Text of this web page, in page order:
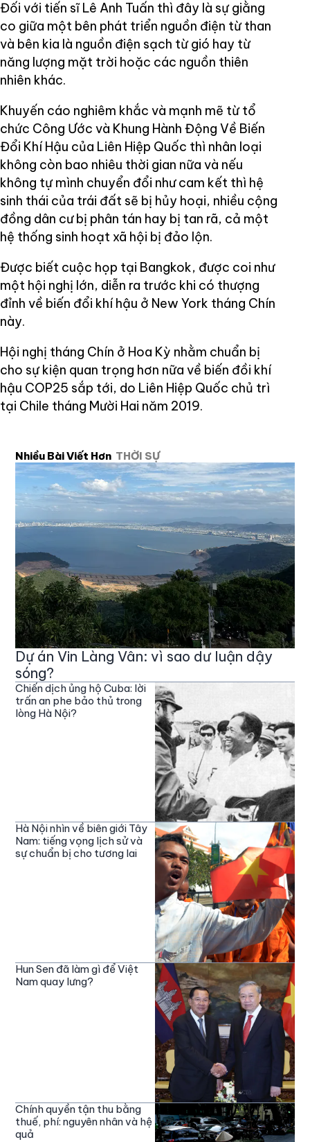
Đối với tiến sĩ Lê Anh Tuấn thì đây là sự giằng
co giữa một bên phát triển nguồn điện từ than
và bên kia là nguồn điện sạch từ gió hay từ
năng lượng mặt trời hoặc các nguồn thiên
nhiên khác.
Khuyến cáo nghiêm khắc và mạnh mẽ từ tổ
chức Công Ước và Khung Hành Động Về Biến
Đổi Khí Hậu của Liên Hiệp Quốc thì nhân loại
không còn bao nhiêu thời gian nữa và nếu
không tự mình chuyển đổi như cam kết thì hệ
sinh thái của trái đất sẽ bị hủy hoại, nhiều cộng
đồng dân cư bị phân tán hay bị tan rã, cả một
hệ thống sinh hoạt xã hội bị đảo lộn.
Được biết cuộc họp tại Bangkok, được coi như
một hội nghị lớn, diễn ra trước khi có thượng
đỉnh về biến đổi khí hậu ở New York tháng Chín
này.
Hội nghị tháng Chín ở Hoa Kỳ nhằm chuẩn bị
cho sự kiện quan trọng hơn nữa về biến đồi khí
hậu COP25 sắp tới, do Liên Hiệp Quốc chủ trì
tại Chile tháng Mười Hai năm 2019.
Nhiều Bài Viết Hơn THỜI SỰ
Dự án Vin Làng Vân: vì sao dư luận dậy
sóng?
Chiến dịch ủng hộ Cuba: lời
trấn an phe bảo thủ trong
lòng Hà Nội?
Hà Nội nhìn về biên giới Tây
Nam: tiếng vọng lịch sử và
sự chuẩn bị cho tương lai
Hun Sen đã làm gì để Việt
Nam quay lưng?
Chính quyền tận thu bằng
thuế, phí: nguyên nhân và hệ
quả